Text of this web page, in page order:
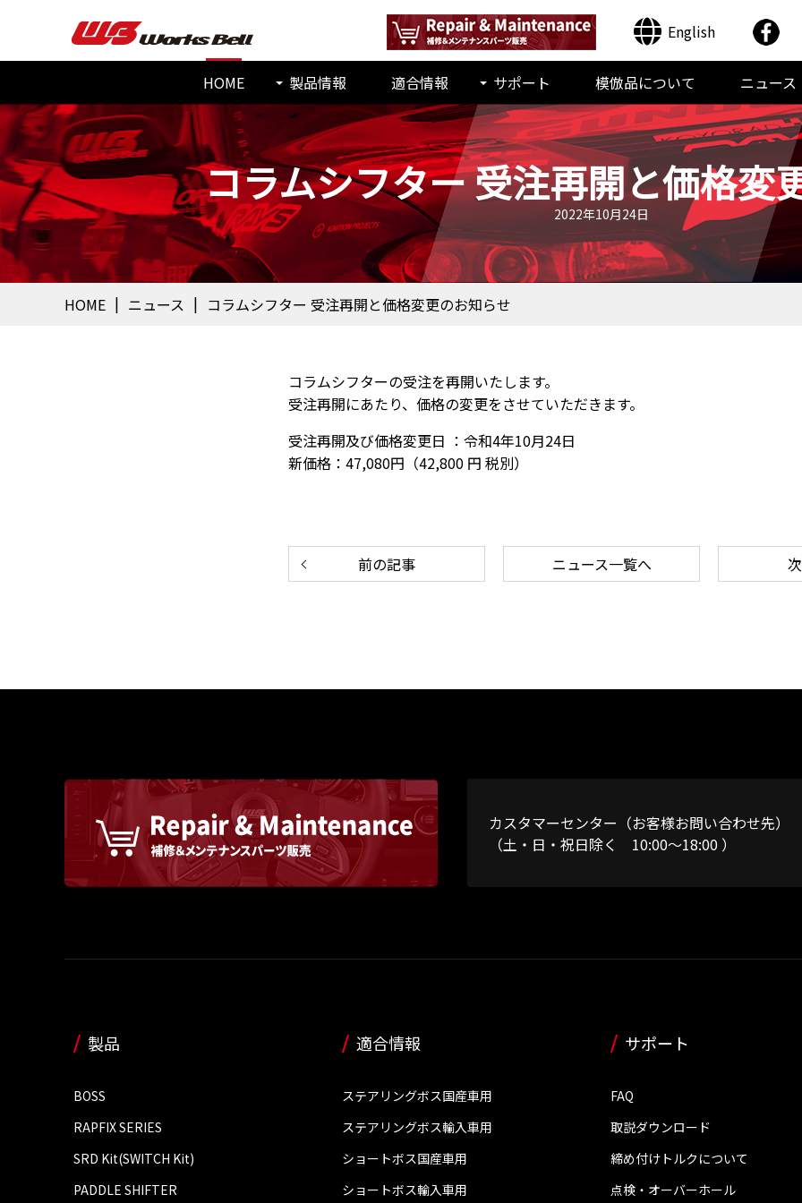
English
HOME 製品情報 適合情報 サポート 模倣品について ニュース
コラムシフター 受注再開と価格変
2022年10月24日
HOME ニュース コラムシフター 受注再開と価格変更のお知らせ
コラムシフターの受注を再開いたします。
受注再開にあたり、価格の変更をさせていただきます。
受注再開及び価格変更日 ：令和4年10月24日
新価格：47,080円（42,800 円 税別）
前の記事 ニュース一覧へ
カスタマーセンター（お客様お問い合わせ先）
（土・日・祝日除く 10:00～18:00 ）
製品
BOSS
RAPFIX SERIES
SRD Kit(SWITCH Kit)
PADDLE SHIFTER
適合情報
ステアリングボス国産車用
ステアリングボス輸入車用
ショートボス国産車用
ショートボス輸入車用
サポート
FAQ
取説ダウンロード
締め付けトルクについて
点検・オーバーホール